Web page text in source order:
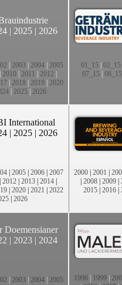
| 2025 | 2026
2003 2004 2005
2010 2011 2012
2018 2019 2020
| 2025| 2026
01_15| 02_15
07_15 08_15
International
| 2025 | 2026
| 2005 | 2006 | 2007
| 2012 | 2013 | 2014 |
| 2020 | 2021 | 2022
| 2026
2000 | 2001 |
| 2008 | 2009 |
2015 | 2016 |
Doemensianer
| 2023 | 2024
2003 2004 2005
1998 1999